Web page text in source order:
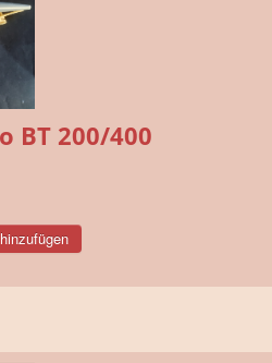
BT 200/400